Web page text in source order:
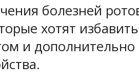
болезней
хотят
и дополнительно